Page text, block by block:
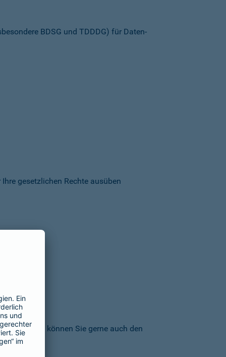
BDSG und TDDDG) für Daten­
gesetzlichen Rechte ausüben
AG können Sie gerne auch den